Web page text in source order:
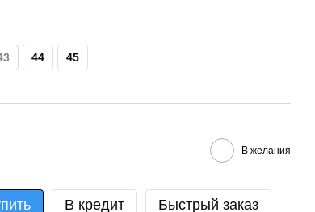
44 45
В желания
В кредит Быстрый заказ